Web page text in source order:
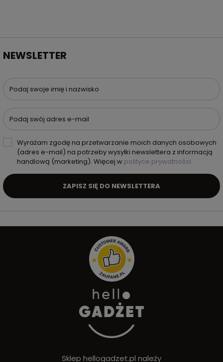
NEWSLETTER
Podaj swoje imię i nazwisko
Podaj swój adres e-mail
Wyrażam zgodę na przetwarzanie moich danych osobowych
(adres e-mail) na potrzeby wysyłki newslettera z informacją
handlową (marketing). Więcej w polityce prywatności.
ZAPISZ SIĘ DO NEWSLETTERA
Sklep hellogadzet.pl należy